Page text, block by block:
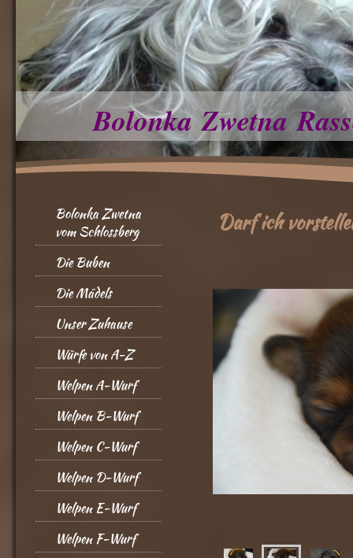
Bolonka Zwetna
Bolonka Zwetna
vom Schlossberg
Die Buben
Die Mädels
Unser Zuhause
Würfe von A-Z
Welpen A-Wurf
Welpen B-Wurf
Welpen C-Wurf
Welpen D-Wurf
Welpen E-Wurf
Welpen F-Wurf
Darf ich